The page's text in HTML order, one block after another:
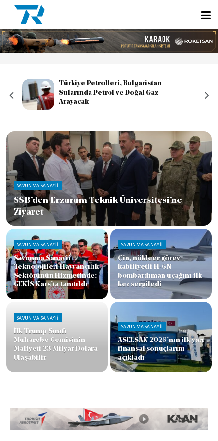
Yunanistan, Adalar Denizi’ndeki
Stratejik Adalarda Savunma
Hazırlıklarını Hızlandırıyor
SAVUNMA SANAYII
İsrail’den Yerli Stealth Savaş Uçağı ve F-35
Esintili İHA Hedefi
SAVUNMA SANAYII
ABD Hava Kuvvetleri
savaş uçağı motorlarında
yeni tedarikçi arayışına
yöneldi
SAVUNMA SANAYII
Rusya’nın Starlink rakibi
Ukrayna üzerinde düzenli
kapsama sağlamaya
başladı
Rheinmetall, Yeni Nesil
GMF140 Fırkateynini
Tanıttı
Irak-Türkiye Petrol
Hattında Bir Yıllık
Anlaşma: Günlük 750 Bin
Varillik Kapasite Tahsis
Edildi